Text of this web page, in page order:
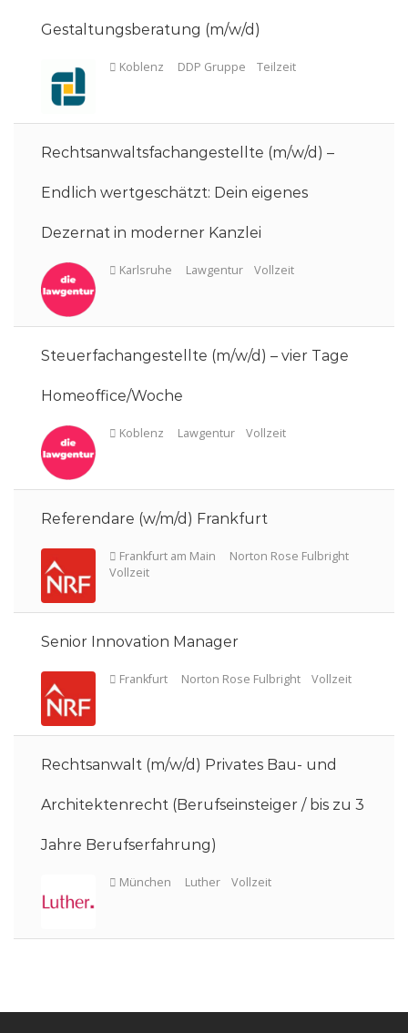
München Lawgentur Vollzeit
Gestaltungsberatung (m/w/d)
Rechtsanwaltsfachangestellte (m/w/d) –
Endlich wertgeschätzt: Dein eigenes
Dezernat in moderner Kanzlei
Karlsruhe Lawgentur
Steuerfachangestellte (m/w/d) – vier Tage
Homeoffice/Woche
Referendare (w/m/d) Frankfurt
Frankfurt am Main
Senior Innovation Manager
Rechtsanwalt (m/w/d) Privates Bau- und
Architektenrecht (Berufseinsteiger / bis zu 3
Jahre Berufserfahrung)